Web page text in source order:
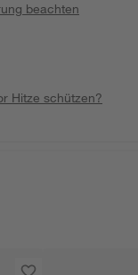
beachten
Hitze schützen?